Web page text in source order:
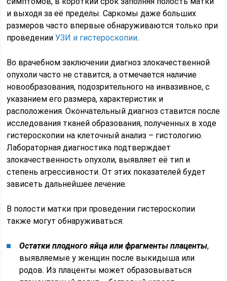
и выходя за её пределы. Саркомы даже больших
размеров часто впервые обнаруживаются только при
проведенииУЗИ и гистероскопии.
Во врачебном заключении диагноз злокачественной
опухоли часто не ставится, а отмечается наличие
новообразования, подозрительного на инвазивное, с
указанием его размера, характеристик и
расположения. Окончательный диагноз ставится после
исследования тканей образования, полученных в ходе
гистероскопии на клеточный анализ – гистологию.
Лабораторная диагностика подтверждает
злокачественность опухоли, выявляет её тип и
степень агрессивности. От этих показателей будет
зависеть дальнейшее лечение.
В полости матки при проведении гистероскопии
также могут обнаруживаться:
Остатки плодного яйца или фрагменты плаценты,
выявляемые у женщин после выкидыша или
родов. Из плаценты может образовываться